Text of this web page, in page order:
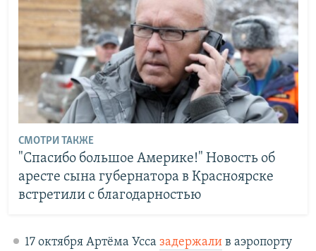
СМОТРИ ТАКЖЕ
"Спасибо большое Америке!" Новость об
аресте сына губернатора в Красноярске
встретили с благодарностью
17 октября Артёма Усса задержалив аэропорту